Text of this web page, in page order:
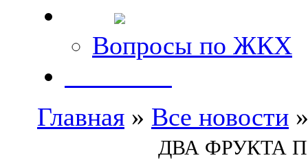
Вопросы по ЖКХ
Главная » Все новости
ДВА ФРУКТА